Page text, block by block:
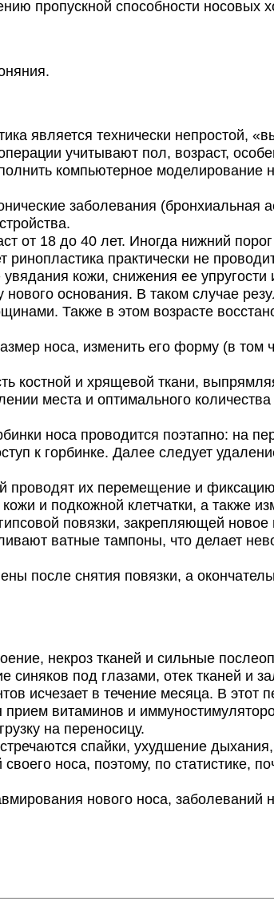
пропускной способности
является технически непростой,
учитывают пол, возраст,
компьютерное моделирование
заболевания (бронхиальная
от 18 до 40 лет. Иногда нижний
практически не
кожи, снижения ее
основания. В таком случае
Также в этом возрасте
носа, изменить его форму (в том
костной и хрящевой ткани,
места и оптимального
носа проводится поэтапно: на
к горбинке. Далее следует
их перемещение и
и подкожной клетчатки, а также
повязки, закрепляющей
ватные тампоны, что делает
после снятия повязки, а
некроз тканей и сильные
под глазами, отек тканей и
исчезает в течение месяца. В этот
витаминов и
на переносицу.
спайки, ухудшение
носа, поэтому, по статистике,
нового носа, заболеваний